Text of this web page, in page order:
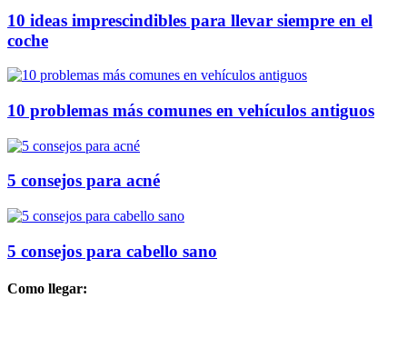
10 ideas imprescindibles para llevar siempre en el
coche
10 problemas más comunes en vehículos antiguos
5 consejos para acné
5 consejos para cabello sano
Como llegar: